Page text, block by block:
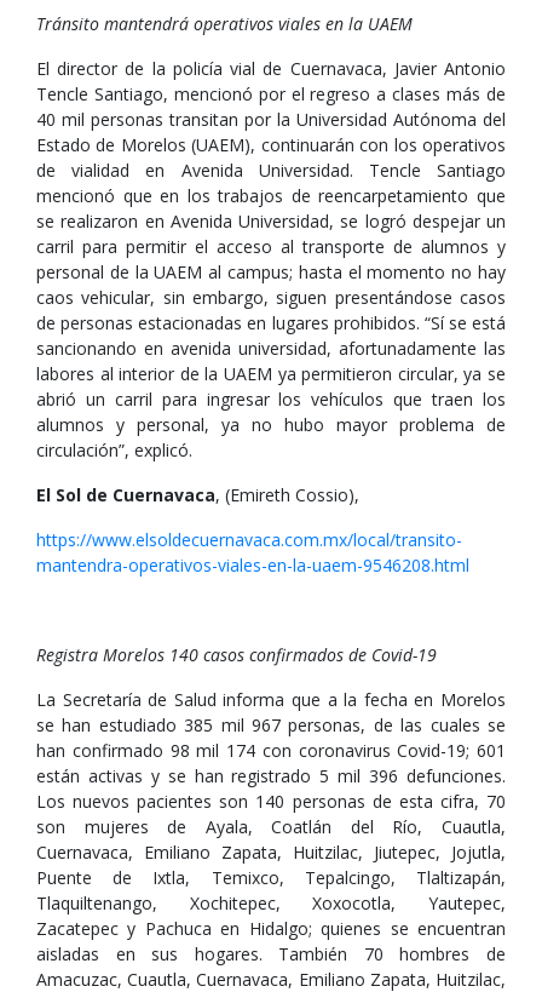
Tránsito mantendrá operativos viales en la UAEM
El director de la policía vial de Cuernavaca, Javier Antonio
Tencle Santiago, mencionó por el regreso a clases más de
40 mil personas transitan por la Universidad Autónoma del
Estado de Morelos (UAEM), continuarán con los operativos
de vialidad en Avenida Universidad. Tencle Santiago
mencionó que en los trabajos de reencarpetamiento que
se realizaron en Avenida Universidad, se logró despejar un
carril para permitir el acceso al transporte de alumnos y
personal de la UAEM al campus; hasta el momento no hay
caos vehicular, sin embargo, siguen presentándose casos
de personas estacionadas en lugares prohibidos. “Sí se está
sancionando en avenida universidad, afortunadamente las
labores al interior de la UAEM ya permitieron circular, ya se
abrió un carril para ingresar los vehículos que traen los
alumnos y personal, ya no hubo mayor problema de
circulación”, explicó.
El Sol de Cuernavaca, (Emireth Cossio),
https://www.elsoldecuernavaca.com.mx/local/transito-
mantendra-operativos-viales-en-la-uaem-9546208.html
Registra Morelos 140 casos confirmados de Covid-19
La Secretaría de Salud informa que a la fecha en Morelos
se han estudiado 385 mil 967 personas, de las cuales se
han confirmado 98 mil 174 con coronavirus Covid-19; 601
están activas y se han registrado 5 mil 396 defunciones.
Los nuevos pacientes son 140 personas de esta cifra, 70
son mujeres de Ayala, Coatlán del Río, Cuautla,
Cuernavaca, Emiliano Zapata, Huitzilac, Jiutepec, Jojutla,
Puente de Ixtla, Temixco, Tepalcingo, Tlaltizapán,
Tlaquiltenango, Xochitepec, Xoxocotla, Yautepec,
Zacatepec y Pachuca en Hidalgo; quienes se encuentran
aisladas en sus hogares. También 70 hombres de
Amacuzac, Cuautla, Cuernavaca, Emiliano Zapata, Huitzilac,